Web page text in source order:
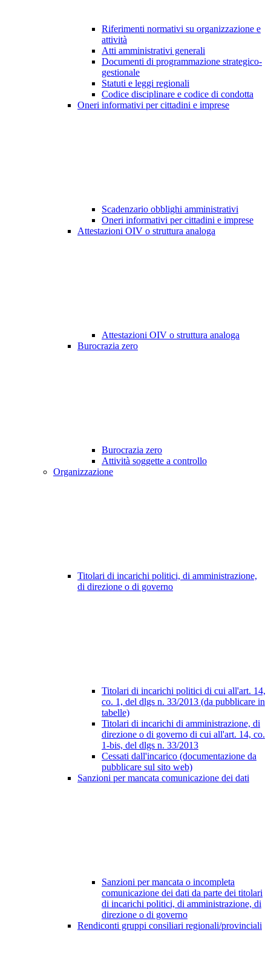
Riferimenti normativi su organizzazione e
attività
Atti amministrativi generali
Documenti di programmazione strategico-
gestionale
Statuti e leggi regionali
Codice disciplinare e codice di condotta
Oneri informativi per cittadini e imprese
Scadenzario obblighi amministrativi
Oneri informativi per cittadini e imprese
Attestazioni OIV o struttura analoga
Attestazioni OIV o struttura analoga
Burocrazia zero
Burocrazia zero
Attività soggette a controllo
Organizzazione
Titolari di incarichi politici, di amministrazione,
di direzione o di governo
Titolari di incarichi politici di cui all'art. 14,
co. 1, del dlgs n. 33/2013 (da pubblicare in
tabelle)
Titolari di incarichi di amministrazione, di
direzione o di governo di cui all'art. 14, co.
1-bis, del dlgs n. 33/2013
Cessati dall'incarico (documentazione da
pubblicare sul sito web)
Sanzioni per mancata comunicazione dei dati
Sanzioni per mancata o incompleta
comunicazione dei dati da parte dei titolari
di incarichi politici, di amministrazione, di
direzione o di governo
Rendiconti gruppi consiliari regionali/provinciali